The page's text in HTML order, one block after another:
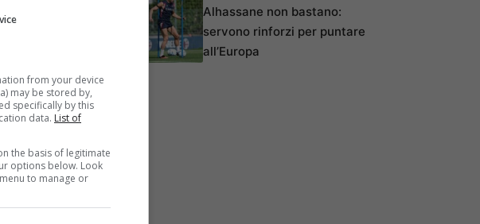
Alhassane non bastano:
servono rinforzi per puntare
all’Europa
from your device
may be stored by,
specifically by this
data. List of
the basis of legitimate
options below. Look
to manage or